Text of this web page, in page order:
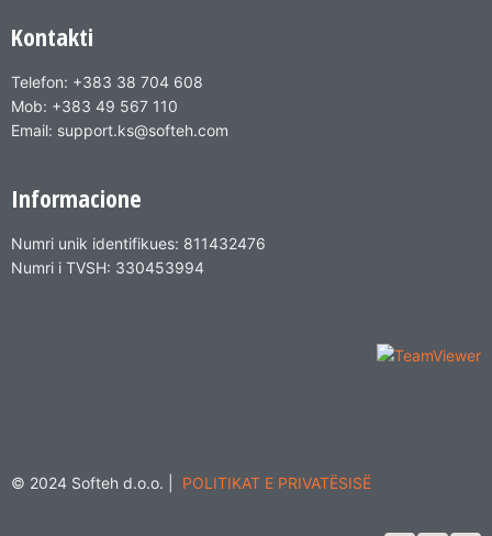
Kontakti
Telefon: +383 38 704 608
Mob: +383 49 567 110
Email: support.ks@softeh.com
Informacione
Numri unik identifikues: 811432476
Numri i TVSH: 330453994
© 2024 Softeh d.o.o. | POLITIKAT E PRIVATËSISË